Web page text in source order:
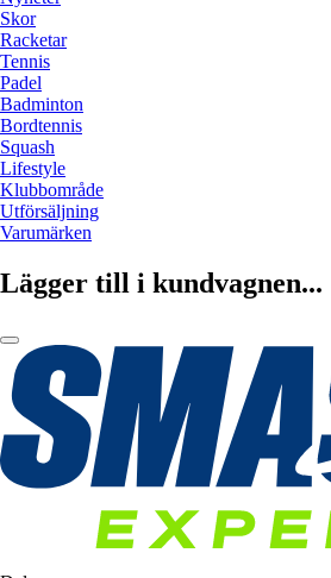
Skor
Racketar
Tennis
Padel
Badminton
Bordtennis
Squash
Lifestyle
Klubbområde
Utförsäljning
Varumärken
Lägger till i kundvagnen...